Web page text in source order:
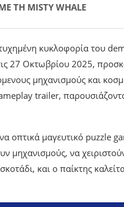
ΤΗ MISTY WHALE
κυκλοφορία του
27 Οκτωβρίου 2025,
μηχανισμούς και
trailer,
οπτικά μαγευτικό puzzle
μηχανισμούς, να
και ο παίκτης